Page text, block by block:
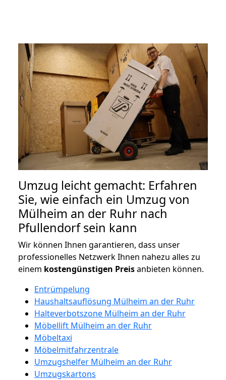
Umzug leicht gemacht: Erfahren
Sie, wie einfach ein Umzug von
Mülheim an der Ruhr nach
Pfullendorf sein kann
Wir können Ihnen garantieren, dass unser
professionelles Netzwerk Ihnen nahezu alles zu
einem kostengünstigen Preisanbieten können.
Entrümpelung
Haushaltsauflösung Mülheim an der Ruhr
Halteverbotszone Mülheim an der Ruhr
Möbellift Mülheim an der Ruhr
Möbeltaxi
Möbelmitfahrzentrale
Umzugshelfer Mülheim an der Ruhr
Umzugskartons